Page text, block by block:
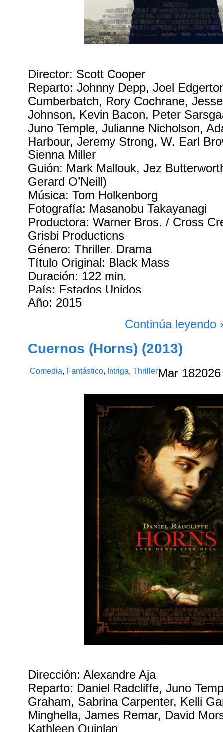
Director: Scott Cooper
Reparto: Johnny Depp, Joel
Cumberbatch, Rory Cochrane,
Johnson, Kevin Bacon, Peter
Juno Temple, Julianne Nicholson,
Harbour, Jeremy Strong, W. Earl
Sienna Miller
Guión: Mark Mallouk, Jez
Gerard O’Neill)
Música: Tom Holkenborg
Fotografía: Masanobu Takayanagi
Productora: Warner Bros. / Cross
Grisbi Productions
Género: Thriller. Drama
Título Original: Black Mass
Duración: 122 min.
País: Estados Unidos
Año: 2015
Continúa leyendo
Cuernos (Horns) (2013)
Comedia, Fantástico, Intriga,Thriller Mar 182026
Dirección: Alexandre Aja
Reparto: Daniel Radcliffe, Juno
Graham, Sabrina Carpenter, Kelli
Minghella, James Remar, David
Kathleen Quinlan